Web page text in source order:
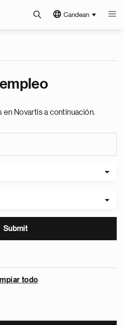
Candean
Novartis a continuación.
todo